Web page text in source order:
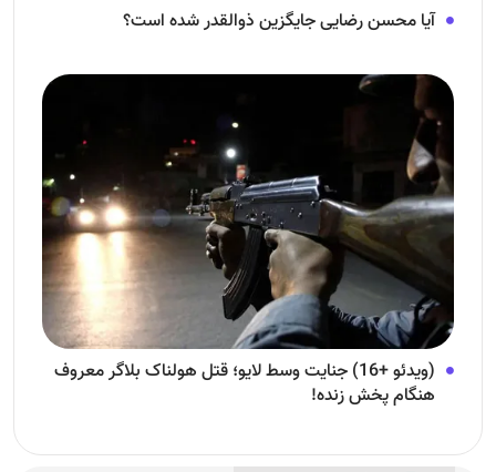
آیا محسن رضایی جایگزین ذوالقدر شده است؟
(ویدئو +16) جنایت وسط لایو؛ قتل هولناک بلاگر معروف
هنگام پخش زنده!